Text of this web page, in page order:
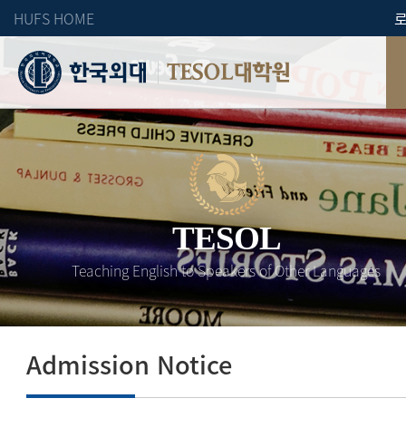
HUFS HOME
TESOL대학원
TESOL
Teaching English to Speakers of Other Languages
Admission Notice